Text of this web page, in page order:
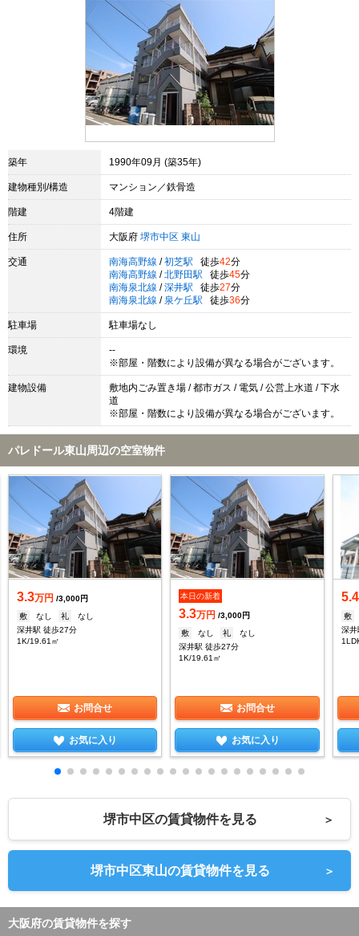
築年 1990年09月 (築35年)
建物種別/構造 マンション／鉄骨造
階建 4階建
住所 大阪府 堺市中区 東山
交通 南海高野線 / 初芝駅 徒歩42分
南海高野線 / 北野田駅 徒歩45分
南海泉北線 / 深井駅 徒歩27分
南海泉北線 / 泉ケ丘駅 徒歩36分
駐車場 駐車場なし
環境
--
※部屋・階数により設備が異なる場合がございます。
建物設備
敷地内ごみ置き場 / 都市ガス / 電気 / 公営上水道 / 下水
道
※部屋・階数により設備が異なる場合がございます。
パレドール東山周辺の空室物件
3.3万円 /3,000円
敷
なし 礼
なし
深井駅 徒歩27分
1K/19.61㎡
お問合せ
お気に入り
本日の新着
3.3万円 /3,000円
敷
なし 礼
なし
深井駅 徒歩27分
1K/19.61㎡
お問合せ
お気に入り
5.4
敷
深
堺市中区の賃貸物件を見る ＞
堺市中区東山の賃貸物件を見る ＞
大阪府の賃貸物件を探す